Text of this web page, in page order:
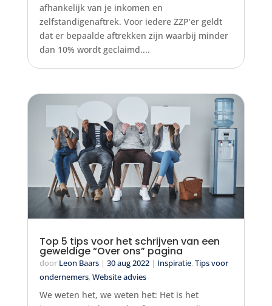
afhankelijk van je inkomen en
zelfstandigenaftrek. Voor iedere ZZP’er geldt
dat er bepaalde aftrekken zijn waarbij minder
dan 10% wordt geclaimd....
Top 5 tips voor het schrijven van een
geweldige “Over ons” pagina
door Leon Baars| 30 aug 2022| Inspiratie,Tips voor
ondernemers,Website advies
We weten het, we weten het: Het is het